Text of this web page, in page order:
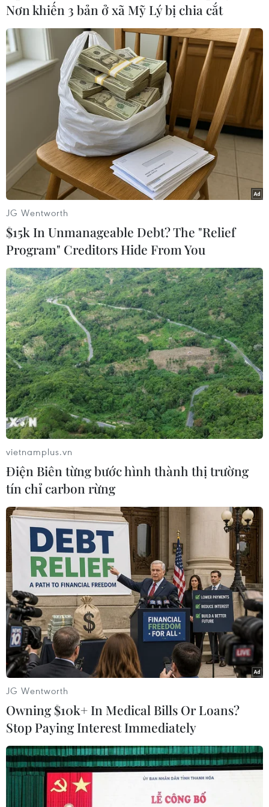
#Khẩu trang phẫu thuật
#Viêm đường hô hấp cấp
#COVID-19
#Vật tư y tế Thái Lan Trung Quốc
Theo dõi VietnamPlus
TIN LIÊN QUAN
Thái Lan hoãn nghỉ Tết Songkran, số ca
nhiễm mới trong ngày tăng vọt
16/03/2020 11:48
Giới chức Thái Lan lo ngại việc người dân từ các thành
phố về quê trong dịp Tết cổ truyền Songkran có thể là
nguồn phát tán virus SARS-CoV-2 cho các thành viên
khác trong gia đình.
Nơn khiến 3 bản ở xã Mỹ Lý bị chia cắt
JG Wentworth
$15k In Unmanageable Debt? The "Relief
Program" Creditors Hide From You
vietnamplus.vn
Điện Biên từng bước hình thành thị trường
tín chỉ carbon rừng
JG Wentworth
Owning $10k+ In Medical Bills Or Loans?
Stop Paying Interest Immediately